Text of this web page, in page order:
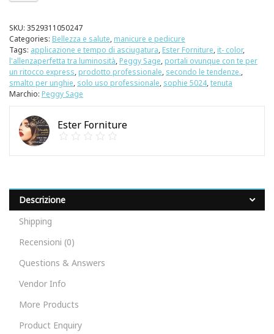
SKU: 3529311050247
Categories: Bellezza e salute, manicure e pedicure
Tags: applicazione e tempo di asciugatura, Ester Forniture, it- color,
l'allenzaperfetta tra luminosità, Peggy Sage, portali ovunque con te per
un ritocco express, prodotto professionale, secondo le tendenze.,
smalto per unghie, solo uso professionale, sophie 5024,tenuta
Marchio: Peggy Sage
Ester Forniture
Descrizione
Shipping
Recensioni (0)
Questions & Answers
Vendor Info
More Products
Product Enquiry